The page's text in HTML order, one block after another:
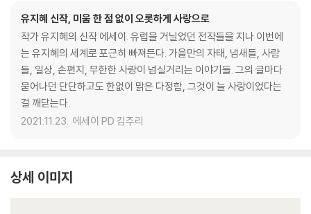
유지혜 신작, 미움 한 점 없이 오롯하게 사랑으로
작가 유지혜의 신작 에세이. 유럽을 거닐었던 전작들을 지나 이번에
는 유지혜의 세계로 포근히 빠져든다. 가을만의 자태, 냄새들, 사람
들, 일상, 손편지, 무한한 사랑이 넘실거리는 이야기들. 그의 글마다
묻어나던 단단하고도 한없이 맑은 다정함, 그것이 늘 사랑이었다는
걸 깨닫는다.
2021.11.23. 에세이 PD 김주리
상세 이미지